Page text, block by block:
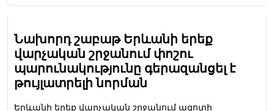
Նախորդ շաբաթ Երևանի երեք
վարչական շրջանում փոշու
պարունակությունը գերազանցել է
թույլատրելի նորման
Երևանի երեք վարչական շրջանում ազոտի